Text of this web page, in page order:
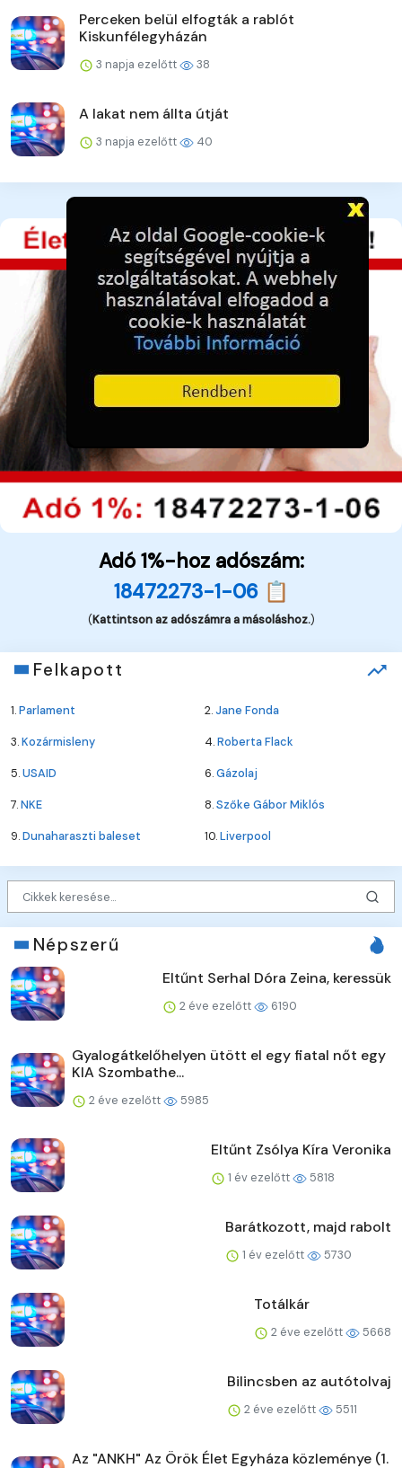
Perceken belül elfogták a rablót
Kiskunfélegyházán
3 napja ezelőtt 38
A lakat nem állta útját
3 napja ezelőtt 40
Adó 1%-hoz adószám:
18472273-1-06 📋
(Kattintson az adószámra a másoláshoz.)
Felkapott
1.Parlament 2.Jane Fonda
3.Kozármisleny 4.Roberta Flack
5.USAID 6.Gázolaj
7.NKE 8.Szőke Gábor Miklós
9.Dunaharaszti baleset 10.Liverpool
Népszerű
Eltűnt Serhal Dóra Zeina, keressük
2 éve ezelőtt 6190
Gyalogátkelőhelyen ütött el egy fiatal nőt egy
KIA Szombathe...
2 éve ezelőtt 5985
Eltűnt Zsólya Kíra Veronika
1 év ezelőtt 5818
Barátkozott, majd rabolt
1 év ezelőtt 5730
Totálkár
2 éve ezelőtt 5668
Bilincsben az autótolvaj
2 éve ezelőtt 5511
Az "ANKH" Az Örök Élet Egyháza közleménye (1.